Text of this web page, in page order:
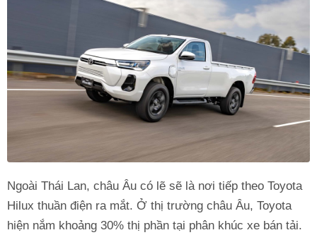
Ngoài Thái Lan, châu Âu có lẽ sẽ là nơi tiếp theo Toyota
Hilux thuần điện ra mắt. Ở thị trường châu Âu, Toyota
hiện nắm khoảng 30% thị phần tại phân khúc xe bán tải.